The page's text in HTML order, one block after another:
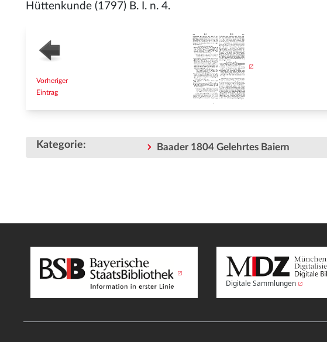
Hüttenkunde (1797) B. I. n. 4.
Vorheriger
Eintrag
Kategorie: Baader 1804 Gelehrtes Baiern
Digitale Sammlungen